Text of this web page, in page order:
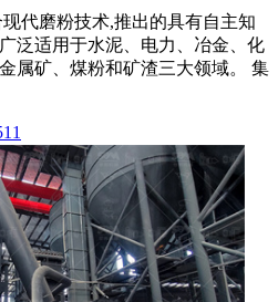
代磨粉技术,推出的具有自主知
泛适用于水泥、电力、冶金、化
属矿、煤粉和矿渣三大领域。 集